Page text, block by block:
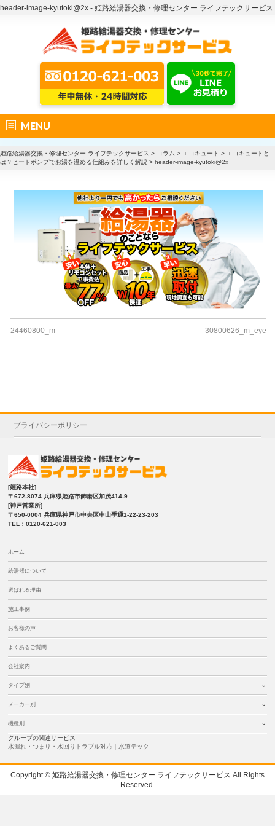
header-image-kyutoki@2x - 姫路給湯器交換・修理センター ライフテックサービス
MENU
姫路給湯器交換・修理センター ライフテックサービス > コラム > エコキュート > エコキュートと
は？ヒートポンプでお湯を温める仕組みを詳しく解説 > header-image-kyutoki@2x
24460800_m 30800626_m_eye
プライバシーポリシー
[姫路本社]
〒672-8074 兵庫県姫路市飾磨区加茂414-9
[神戸営業所]
〒650-0004 兵庫県神戸市中央区中山手通1-22-23-203
TEL：0120-621-003
ホーム
給湯器について
選ばれる理由
施工事例
お客様の声
よくあるご質問
会社案内
タイプ別
メーカー別
機種別
グループの関連サービス
水漏れ・つまり・水回りトラブル対応｜水道テック
Copyright © 姫路給湯器交換・修理センター ライフテックサービス All Rights
Reserved.